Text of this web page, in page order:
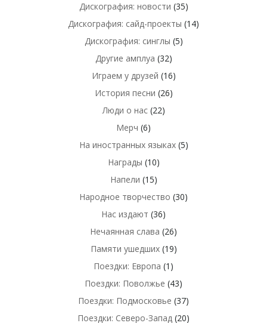
Дискография: новости (35)
Дискография: сайд-проекты (14)
Дискография: синглы (5)
Другие амплуа (32)
Играем у друзей (16)
История песни (26)
Люди о нас(22)
Мерч (6)
На иностранных языках(5)
Награды (10)
Напели (15)
Народное творчество (30)
Нас издают (36)
Нечаянная слава (26)
Памяти ушедших(19)
Поездки: Европа (1)
Поездки: Поволжье (43)
Поездки: Подмосковье (37)
Поездки: Северо-Запад (20)